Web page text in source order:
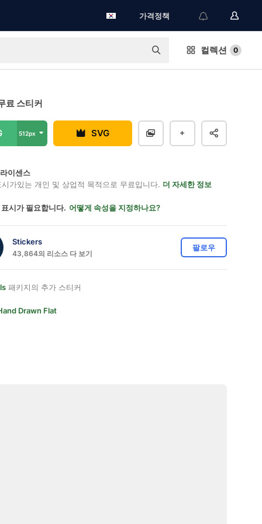
가격정책
컬렉션 0
료 스티커
512px SVG
이센스
가있는 개인 및 상업적 목적으로 무료입니다. 더 자세한 정보
시가 필요합니다. 어떻게 속성을 지정하나요?
Stickers
43,864의 리소스 다 보기
팔로우
패키지의 추가 스티커
Drawn Flat